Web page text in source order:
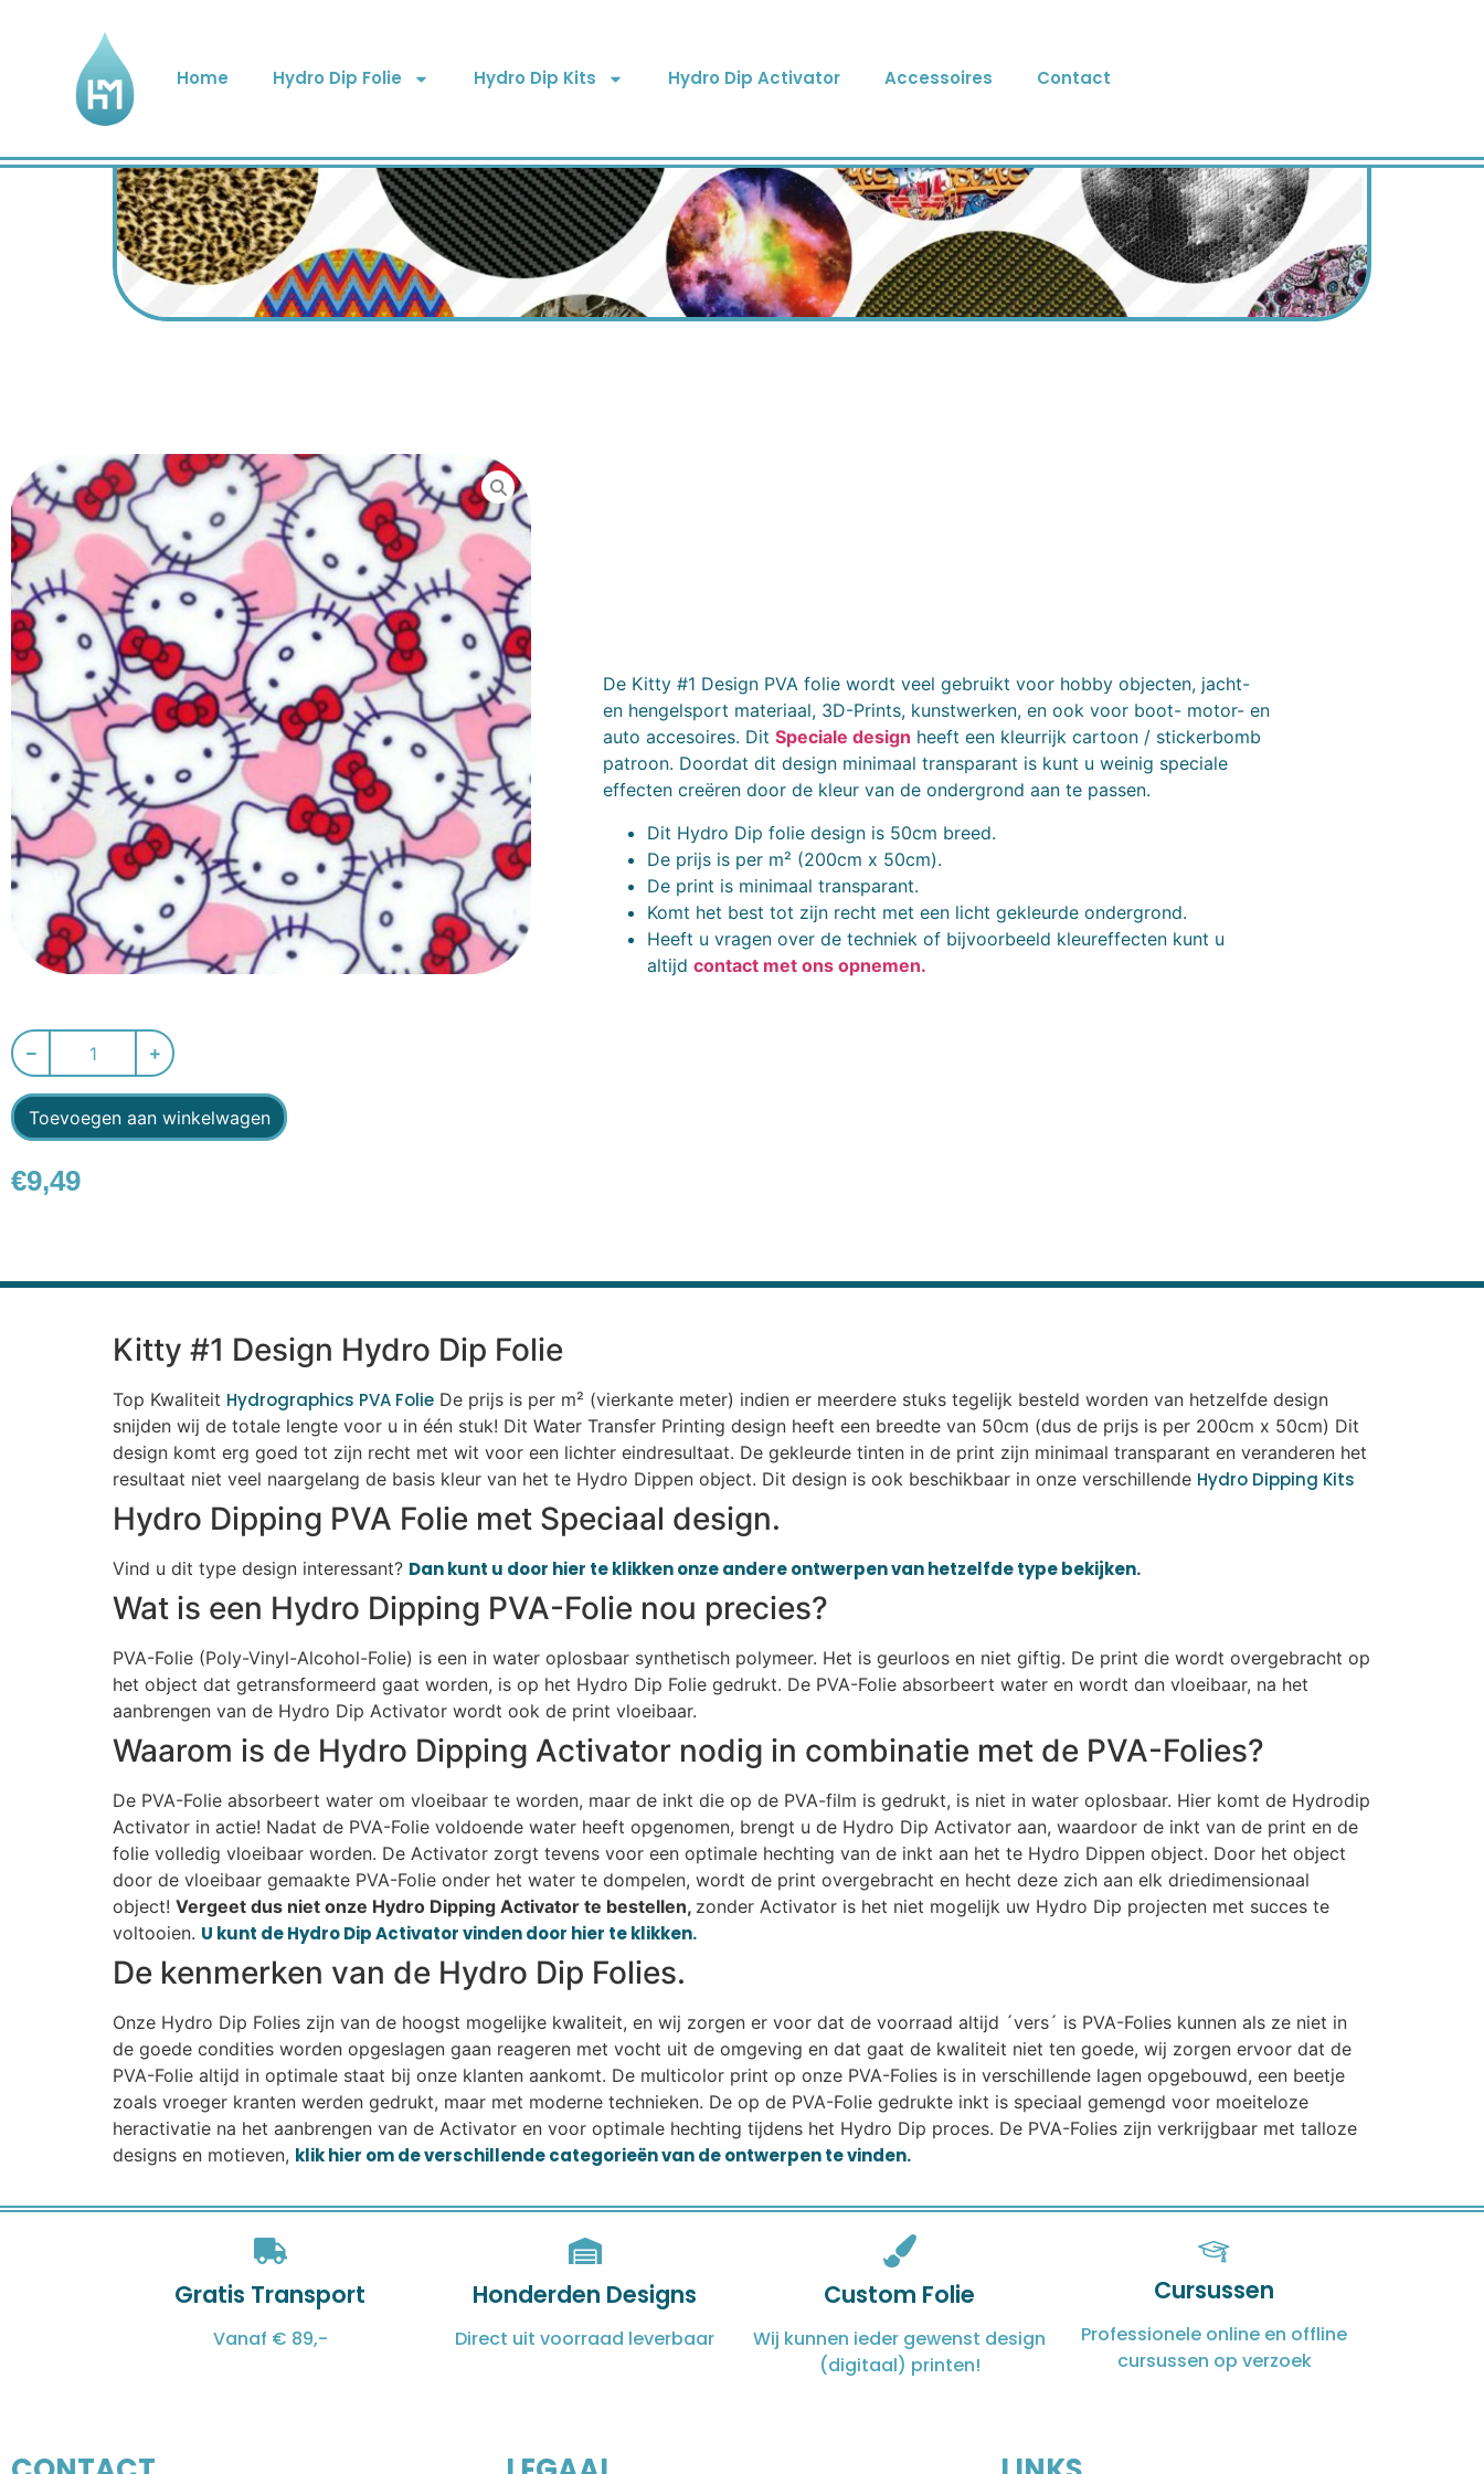
Home Hydro Dip Folie Hydro Dip Kits Hydro Dip Activator Accessoires Contact
Toevoegen aan winkelwagen
€9,49
De Kitty #1 Design PVA folie wordt veel gebruikt voor hobby objecten, jacht-
en hengelsport materiaal, 3D-Prints, kunstwerken, en ook voor boot- motor- en
auto accesoires. Dit Speciale design heeft een kleurrijk cartoon / stickerbomb
patroon. Doordat dit design minimaal transparant is kunt u weinig speciale
effecten creëren door de kleur van de ondergrond aan te passen.
Dit Hydro Dip folie design is 50cm breed.
De prijs is per m² (200cm x 50cm).
De print is minimaal transparant.
Komt het best tot zijn recht met een licht gekleurde ondergrond.
Heeft u vragen over de techniek of bijvoorbeeld kleureffecten kunt u
altijd contact met ons opnemen.
Kitty #1 Design Hydro Dip Folie
Top Kwaliteit Hydrographics PVA Folie De prijs is per m² (vierkante meter) indien er meerdere stuks tegelijk besteld worden van hetzelfde design
snijden wij de totale lengte voor u in één stuk! Dit Water Transfer Printing design heeft een breedte van 50cm (dus de prijs is per 200cm x 50cm) Dit
design komt erg goed tot zijn recht met wit voor een lichter eindresultaat. De gekleurde tinten in de print zijn minimaal transparant en veranderen het
resultaat niet veel naargelang de basis kleur van het te Hydro Dippen object. Dit design is ook beschikbaar in onze verschillende Hydro Dipping Kits
Hydro Dipping PVA Folie met Speciaal design.
Vind u dit type design interessant? Dan kunt u door hier te klikken onze andere ontwerpen van hetzelfde type bekijken.
Wat is een Hydro Dipping PVA-Folie nou precies?
PVA-Folie (Poly-Vinyl-Alcohol-Folie) is een in water oplosbaar synthetisch polymeer. Het is geurloos en niet giftig. De print die wordt overgebracht op
het object dat getransformeerd gaat worden, is op het Hydro Dip Folie gedrukt. De PVA-Folie absorbeert water en wordt dan vloeibaar, na het
aanbrengen van de Hydro Dip Activator wordt ook de print vloeibaar.
Waarom is de Hydro Dipping Activator nodig in combinatie met de PVA-Folies?
De PVA-Folie absorbeert water om vloeibaar te worden, maar de inkt die op de PVA-film is gedrukt, is niet in water oplosbaar. Hier komt de Hydrodip
Activator in actie! Nadat de PVA-Folie voldoende water heeft opgenomen, brengt u de Hydro Dip Activator aan, waardoor de inkt van de print en de
folie volledig vloeibaar worden. De Activator zorgt tevens voor een optimale hechting van de inkt aan het te Hydro Dippen object. Door het object
door de vloeibaar gemaakte PVA-Folie onder het water te dompelen, wordt de print overgebracht en hecht deze zich aan elk driedimensionaal
object! Vergeet dus niet onze Hydro Dipping Activator te bestellen, zonder Activator is het niet mogelijk uw Hydro Dip projecten met succes te
voltooien. U kunt de Hydro Dip Activator vinden door hier te klikken.
De kenmerken van de Hydro Dip Folies.
Onze Hydro Dip Folies zijn van de hoogst mogelijke kwaliteit, en wij zorgen er voor dat de voorraad altijd ´vers´ is PVA-Folies kunnen als ze niet in
de goede condities worden opgeslagen gaan reageren met vocht uit de omgeving en dat gaat de kwaliteit niet ten goede, wij zorgen ervoor dat de
PVA-Folie altijd in optimale staat bij onze klanten aankomt. De multicolor print op onze PVA-Folies is in verschillende lagen opgebouwd, een beetje
zoals vroeger kranten werden gedrukt, maar met moderne technieken. De op de PVA-Folie gedrukte inkt is speciaal gemengd voor moeiteloze
heractivatie na het aanbrengen van de Activator en voor optimale hechting tijdens het Hydro Dip proces. De PVA-Folies zijn verkrijgbaar met talloze
designs en motieven, klik hier om de verschillende categorieën van de ontwerpen te vinden.
Gratis Transport
Vanaf € 89,-
Honderden Designs
Direct uit voorraad leverbaar
Custom Folie
Wij kunnen ieder gewenst design
(digitaal) printen!
Cursussen
Professionele online en offline
cursussen op verzoek